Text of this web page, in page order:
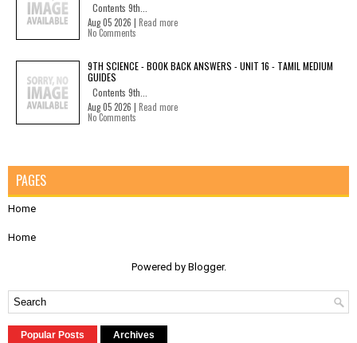
Contents 9th...
Aug 05 2026 | Read more
No Comments
9TH SCIENCE - BOOK BACK ANSWERS - UNIT 16 - TAMIL MEDIUM
GUIDES
Contents 9th...
Aug 05 2026 | Read more
No Comments
PAGES
Home
Home
Powered by Blogger.
Popular Posts Archives